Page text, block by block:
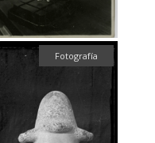
Fotografía